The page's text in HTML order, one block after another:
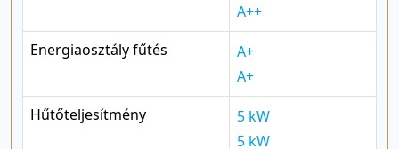
A++
Energiaosztály fűtés
A+
A+
Hűtőteljesítmény
5 kW
5 kW